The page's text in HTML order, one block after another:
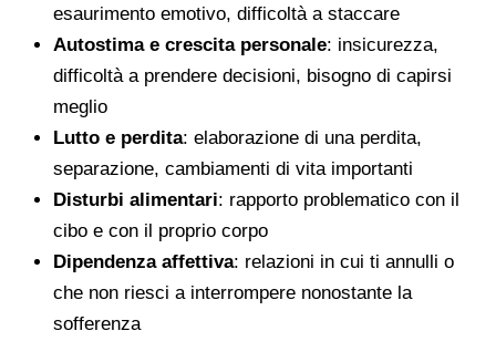
esaurimento emotivo, difficoltà a staccare
Autostima e crescita personale: insicurezza,
difficoltà a prendere decisioni, bisogno di capirsi
meglio
Lutto e perdita: elaborazione di una perdita,
separazione, cambiamenti di vita importanti
Disturbi alimentari: rapporto problematico con il
cibo e con il proprio corpo
Dipendenza affettiva: relazioni in cui ti annulli o
che non riesci a interrompere nonostante la
sofferenza